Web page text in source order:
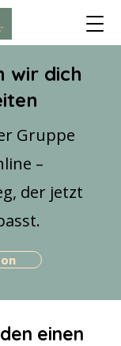
wir dich
Gruppe
–
der jetzt
einen